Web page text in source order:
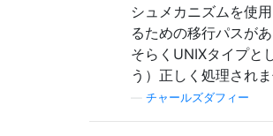
シュメカニズムを使
るための移行パスが
そらくUNIXタイプと
う）正しく処理されま
チャールズダフィー